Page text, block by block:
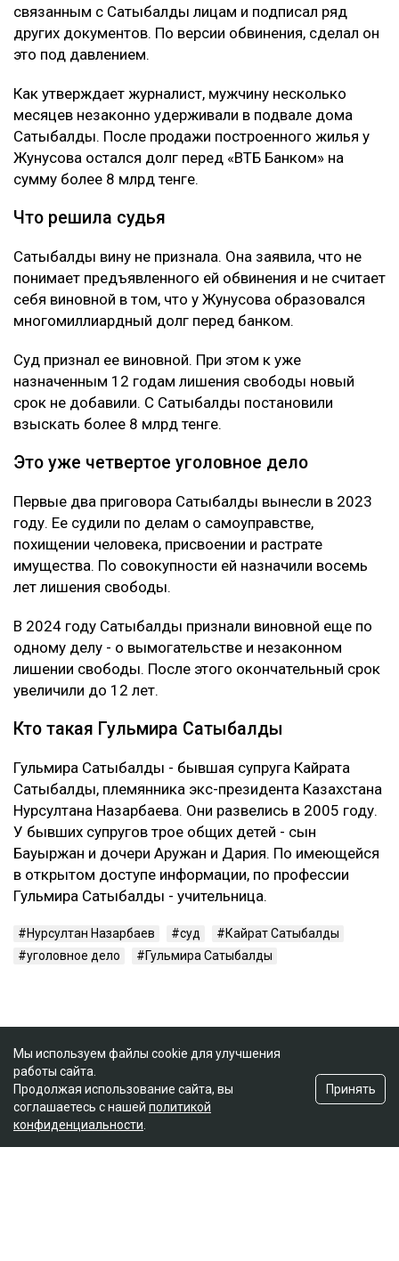
связанным с Сатыбалды лицам и подписал ряд
других документов. По версии обвинения, сделал он
это под давлением.
Как утверждает журналист, мужчину несколько
месяцев незаконно удерживали в подвале дома
Сатыбалды. После продажи построенного жилья у
Жунусова остался долг перед «ВТБ Банком» на
сумму более 8 млрд тенге.
Что решила судья
Сатыбалды вину не признала. Она заявила, что не
понимает предъявленного ей обвинения и не считает
себя виновной в том, что у Жунусова образовался
многомиллиардный долг перед банком.
Суд признал ее виновной. При этом к уже
назначенным 12 годам лишения свободы новый
срок не добавили. С Сатыбалды постановили
взыскать более 8 млрд тенге.
Это уже четвертое уголовное дело
Первые два приговора Сатыбалды вынесли в 2023
году. Ее судили по делам о самоуправстве,
похищении человека, присвоении и растрате
имущества. По совокупности ей назначили восемь
лет лишения свободы.
В 2024 году Сатыбалды признали виновной еще по
одному делу - о вымогательстве и незаконном
лишении свободы. После этого окончательный срок
увеличили до 12 лет.
Кто такая Гульмира Сатыбалды
Гульмира Сатыбалды - бывшая супруга Кайрата
Сатыбалды, племянника экс-президента Казахстана
Нурсултана Назарбаева. Они развелись в 2005 году.
У бывших супругов трое общих детей - сын
Бауыржан и дочери Аружан и Дария. По имеющейся
в открытом доступе информации, по профессии
Гульмира Сатыбалды - учительница.
Нурсултан Назарбаев суд
Кайрат Сатыбалды
уголовное дело
Гульмира Сатыбалды
Мы используем файлы cookie для улучшения
работы сайта.
Продолжая использование сайта, вы
соглашаетесь с нашей политикой
конфиденциальности
Принять